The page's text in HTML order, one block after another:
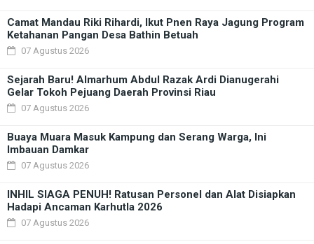
Camat Mandau Riki Rihardi, Ikut Pnen Raya Jagung Program
Ketahanan Pangan Desa Bathin Betuah
07 Agustus 2026
Sejarah Baru! Almarhum Abdul Razak Ardi Dianugerahi
Gelar Tokoh Pejuang Daerah Provinsi Riau
07 Agustus 2026
Buaya Muara Masuk Kampung dan Serang Warga, Ini
Imbauan Damkar
07 Agustus 2026
INHIL SIAGA PENUH! Ratusan Personel dan Alat Disiapkan
Hadapi Ancaman Karhutla 2026
07 Agustus 2026